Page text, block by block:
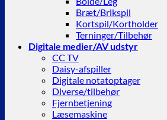
Bræt/Brikspil
Kortspil/Kortholder
Terninger/Tilbehør
Digitale medier/AV udstyr
CC TV
Daisy-afspiller
Digitale notatoptager
Diverse/tilbehør
Fjernbetjening
Læsemaskine